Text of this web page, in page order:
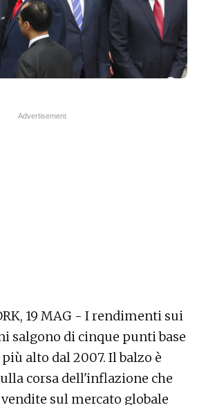
19 MAG - I rendimenti sui
salgono di cinque punti base
alto dal 2007. Il balzo è
corsa dell'inflazione che
sul mercato globale